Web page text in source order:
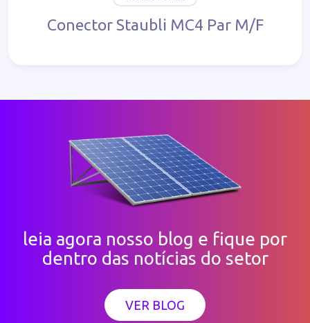
Conector Staubli MC4 Par M/F
leia agora nosso blog e fique por
dentro das notícias do setor
VER BLOG